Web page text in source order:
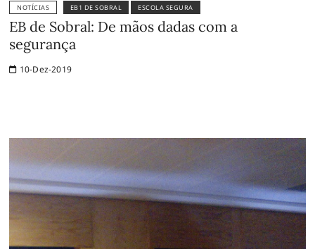
NOTÍCIAS EB1 DE SOBRAL ESCOLA SEGURA
EB de Sobral: De mãos dadas com a
segurança
10-Dez-2019